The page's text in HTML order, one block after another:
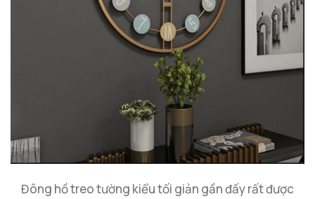
Đông hồ treo tường kiểu tối giản gần đấy rất được